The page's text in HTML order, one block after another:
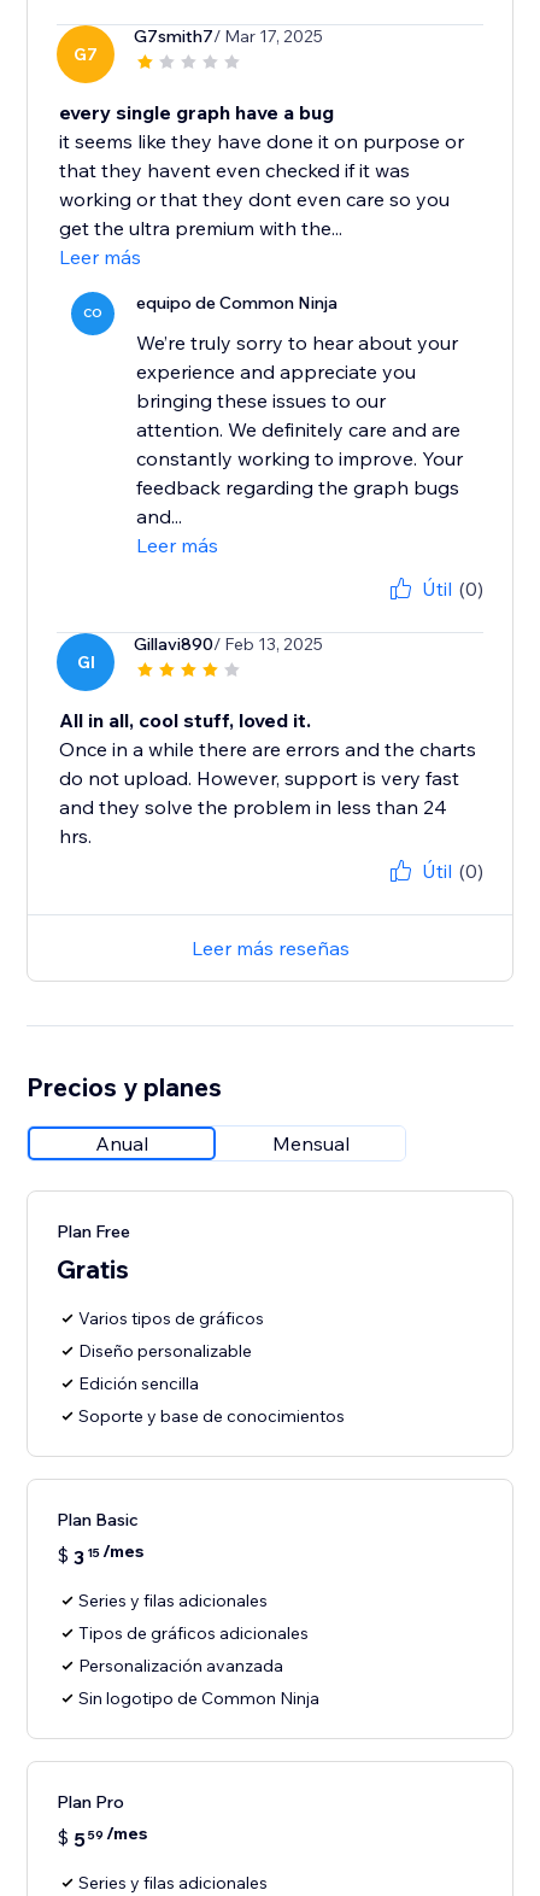
G7
G7smith7/ Mar 17, 2025
every single graph have a bug
it seems like they have done it on purpose or
that they havent even checked if it was
working or that they dont even care so you
get the ultra premium with the...
Leer más
CO equipo de Common Ninja
We’re truly sorry to hear about your
experience and appreciate you
bringing these issues to our
attention. We definitely care and are
constantly working to improve. Your
feedback regarding the graph bugs
and...
Leer más
Útil (0)
GI
Gillavi890/ Feb 13, 2025
All in all, cool stuff, loved it.
Once in a while there are errors and the charts
do not upload. However, support is very fast
and they solve the problem in less than 24
hrs.
Útil (0)
Leer más reseñas
Precios y planes
Anual Mensual
Plan Free
Gratis
Varios tipos de gráficos
Diseño personalizable
Edición sencilla
Soporte y base de conocimientos
Plan Basic
$ 3 15/mes
Series y filas adicionales
Tipos de gráficos adicionales
Personalización avanzada
Sin logotipo de Common Ninja
Plan Pro
$ 559 /mes
Series y filas adicionales